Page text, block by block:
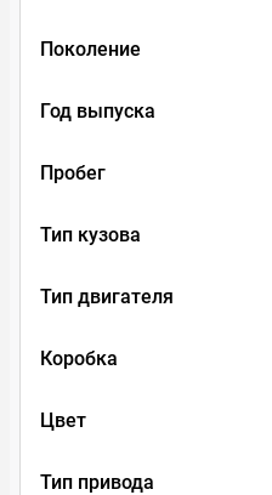
Поколение
Год выпуска
Пробег
Тип кузова
Тип двигателя
Коробка
Цвет
Тип привода